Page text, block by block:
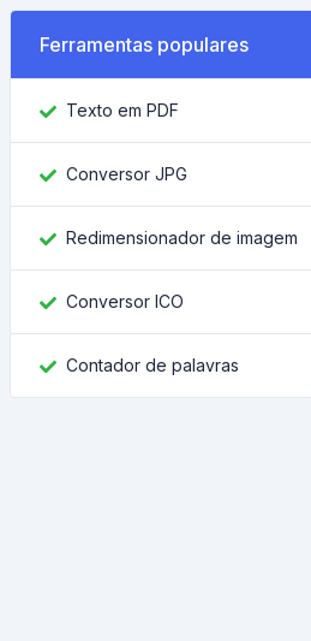
Ferramentas populares
Texto em PDF
Conversor JPG
Redimensionador de imagem
Conversor ICO
Contador de palavras